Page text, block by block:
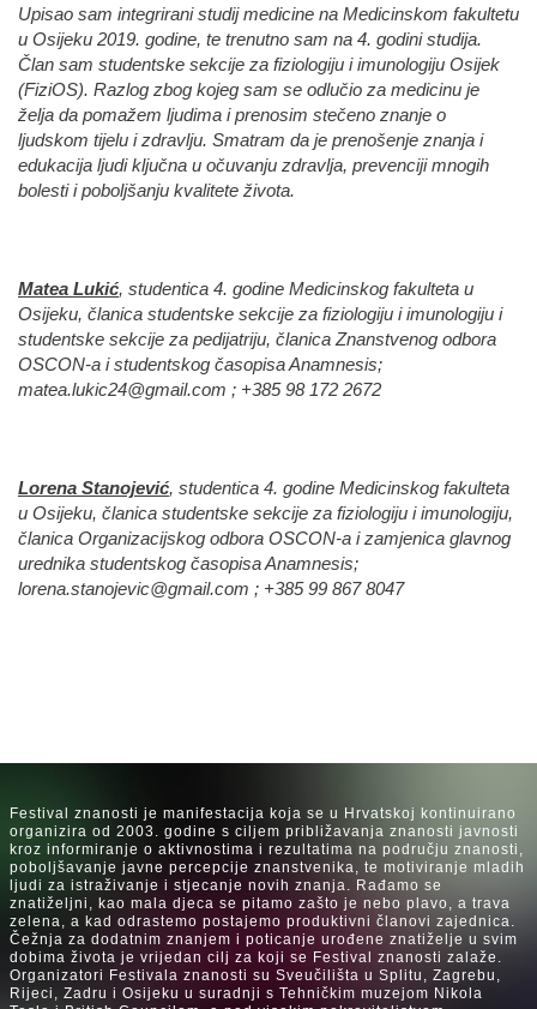
Upisao sam integrirani studij medicine na Medicinskom fakultetu
u Osijeku 2019. godine, te trenutno sam na 4. godini studija.
Član sam studentske sekcije za fiziologiju i imunologiju Osijek
(FiziOS). Razlog zbog kojeg sam se odlučio za medicinu je
želja da pomažem ljudima i prenosim stečeno znanje o
ljudskom tijelu i zdravlju. Smatram da je prenošenje znanja i
edukacija ljudi ključna u očuvanju zdravlja, prevenciji mnogih
bolesti i poboljšanju kvalitete života.
Matea Lukić, studentica 4. godine Medicinskog fakulteta u
Osijeku, članica studentske sekcije za fiziologiju i imunologiju i
studentske sekcije za pedijatriju, članica Znanstvenog odbora
OSCON-a i studentskog časopisa Anamnesis;
matea.lukic24@gmail.com ; +385 98 172 2672
Lorena Stanojević, studentica 4. godine Medicinskog fakulteta
u Osijeku, članica studentske sekcije za fiziologiju i imunologiju,
članica Organizacijskog odbora OSCON-a i zamjenica glavnog
urednika studentskog časopisa Anamnesis;
lorena.stanojevic@gmail.com ; +385 99 867 8047
Festival znanosti je manifestacija koja se u Hrvatskoj kontinuirano
organizira od 2003. godine s ciljem približavanja znanosti javnosti
kroz informiranje o aktivnostima i rezultatima na području znanosti,
poboljšavanje javne percepcije znanstvenika, te motiviranje mladih
ljudi za istraživanje i stjecanje novih znanja. Rađamo se
znatiželjni, kao mala djeca se pitamo zašto je nebo plavo, a trava
zelena, a kad odrastemo postajemo produktivni članovi zajednica.
Čežnja za dodatnim znanjem i poticanje urođene znatiželje u svim
dobima života je vrijedan cilj za koji se Festival znanosti zalaže.
Organizatori Festivala znanosti su Sveučilišta u Splitu, Zagrebu,
Rijeci, Zadru i Osijeku u suradnji s Tehničkim muzejom Nikola